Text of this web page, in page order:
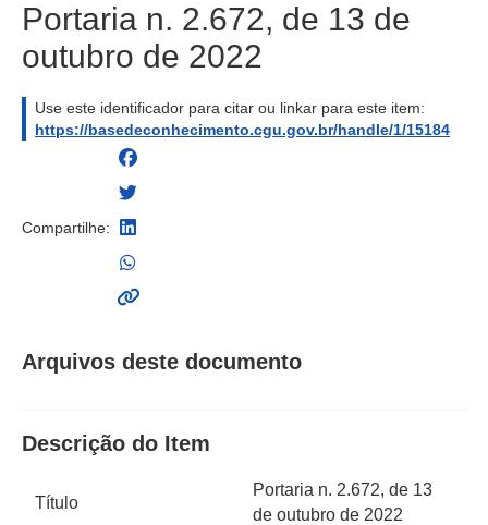
Portaria n. 2.672, de 13 de
outubro de 2022
Use este identificador para citar ou linkar para este item:
https://basedeconhecimento.cgu.gov.br/handle/1/15184
Compartilhe:
Arquivos deste documento
Descrição do Item
Título
Portaria n. 2.672, de 13
de outubro de 2022